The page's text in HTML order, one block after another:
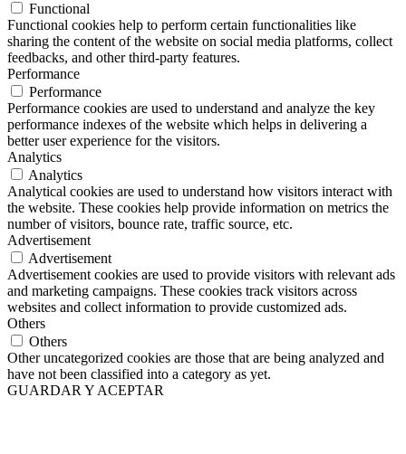
Functional
Functional cookies help to perform certain functionalities like
sharing the content of the website on social media platforms, collect
feedbacks, and other third-party features.
Performance
Performance
Performance cookies are used to understand and analyze the key
performance indexes of the website which helps in delivering a
better user experience for the visitors.
Analytics
Analytics
Analytical cookies are used to understand how visitors interact with
the website. These cookies help provide information on metrics the
number of visitors, bounce rate, traffic source, etc.
Advertisement
Advertisement
Advertisement cookies are used to provide visitors with relevant ads
and marketing campaigns. These cookies track visitors across
websites and collect information to provide customized ads.
Others
Others
Other uncategorized cookies are those that are being analyzed and
have not been classified into a category as yet.
GUARDAR Y ACEPTAR